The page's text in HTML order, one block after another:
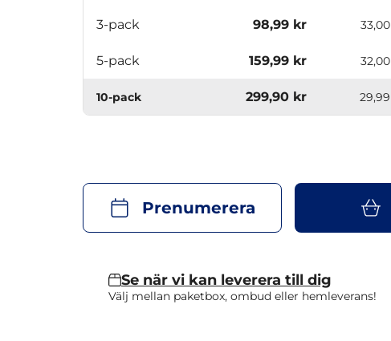
3-pack 98,99 kr
5-pack 159,99 kr
10-pack 299,90 kr
Prenumerera
Se när vi kan leverera till dig
Välj mellan paketbox, ombud eller hemleverans!